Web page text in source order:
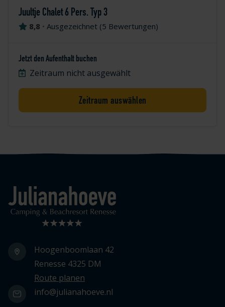
Juultje Chalet 6 Pers. Typ 3
8,8 • Ausgezeichnet (5 Bewertungen)
Jetzt den Aufenthalt buchen
Zeitraum nicht ausgewählt
Zeitraum auswählen
Logo Julianahoeve
Hoogenboomlaan 42
Renesse 4325 DM
Route planen
info@julianahoeve.nl